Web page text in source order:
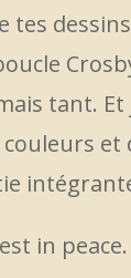
tes
tant.
et
in peace.